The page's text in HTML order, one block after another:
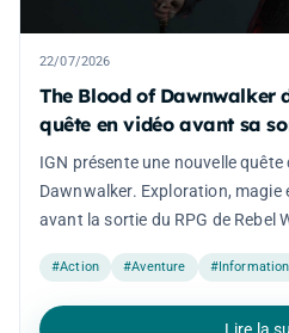
22/07/2026
The Blood of Dawnwalker
quête en vidéo avant sa
IGN présente une nouvelle quête
Dawnwalker. Exploration, magie
avant la sortie du RPG de Rebel
#Action #Aventure #Information